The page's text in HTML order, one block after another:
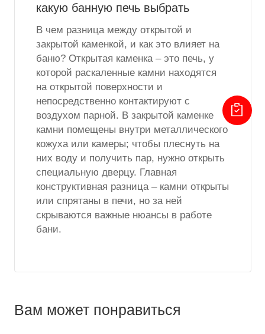
какую банную печь выбрать
В чем разница между открытой и
закрытой каменкой, и как это влияет на
баню? Открытая каменка – это печь, у
которой раскаленные камни находятся
на открытой поверхности и
непосредственно контактируют с
воздухом парной. В закрытой каменке
камни помещены внутри металлического
кожуха или камеры; чтобы плеснуть на
них воду и получить пар, нужно открыть
специальную дверцу. Главная
конструктивная разница – камни открыты
или спрятаны в печи, но за ней
скрываются важные нюансы в работе
бани.
Вам может понравиться